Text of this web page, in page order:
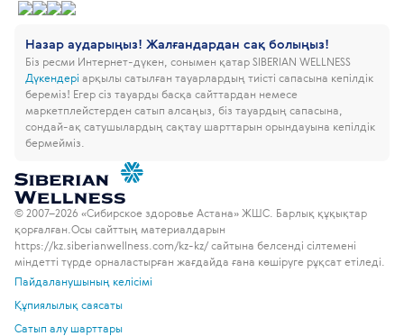
Назар аударыңыз! Жалғандардан сақ болыңыз!
Біз ресми Интернет-дүкен, сонымен қатар SIBERIAN WELLNESS
Дүкендері арқылы сатылған тауарлардың тиісті сапасына кепілдік
береміз! Егер сіз тауарды басқа сайттардан немесе
маркетплейстерден сатып алсаңыз, біз тауардың сапасына,
сондай-ақ сатушылардың сақтау шарттарын орындауына кепілдік
бермейміз.
© 2007–2026 «Сибирское здоровье Астана» ЖШС. Барлық құқықтар
қорғалған. Осы сайттың материалдарын
https://kz.siberianwellness.com/kz-kz/ сайтына белсенді сілтемені
міндетті түрде орналастырған жағдайда ғана көшіруге рұқсат етіледі.
Пайдаланушының келісімі
Құпиялылық саясаты
Сатып алу шарттары